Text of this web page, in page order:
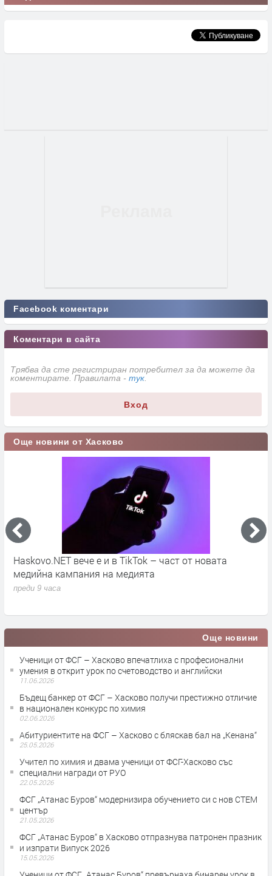
Facebook коментари
Коментари в сайта
Трябва да сте регистриран потребител за да можете да
коментирате. Правилата - тук
Вход
Още новини от Хасково
Haskovo.NET вече е и в TikTok – част от новата
медийна кампания на медията
преди 9 часа
Още новини
Ученици от ФСГ – Хасково впечатлиха с професионални
умения в открит урок по счетоводство и английски
11.06.2026
Бъдещ банкер от ФСГ – Хасково получи престижно отличие
в национален конкурс по химия
02.06.2026
Абитуриентите на ФСГ – Хасково с бляскав бал на „Кенана“
25.05.2026
Учител по химия и двама ученици от ФСГ-Хасково със
специални награди от РУО
22.05.2026
ФСГ „Атанас Буров“ модернизира обучението си с нов СТЕМ
център
21.05.2026
ФСГ „Атанас Буров“ в Хасково отпразнува патронен празник
и изпрати Випуск 2026
15.05.2026